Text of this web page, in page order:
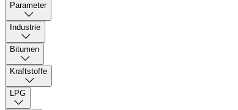
Parameter
Industrie
Bitumen
Kraftstoffe
LPG